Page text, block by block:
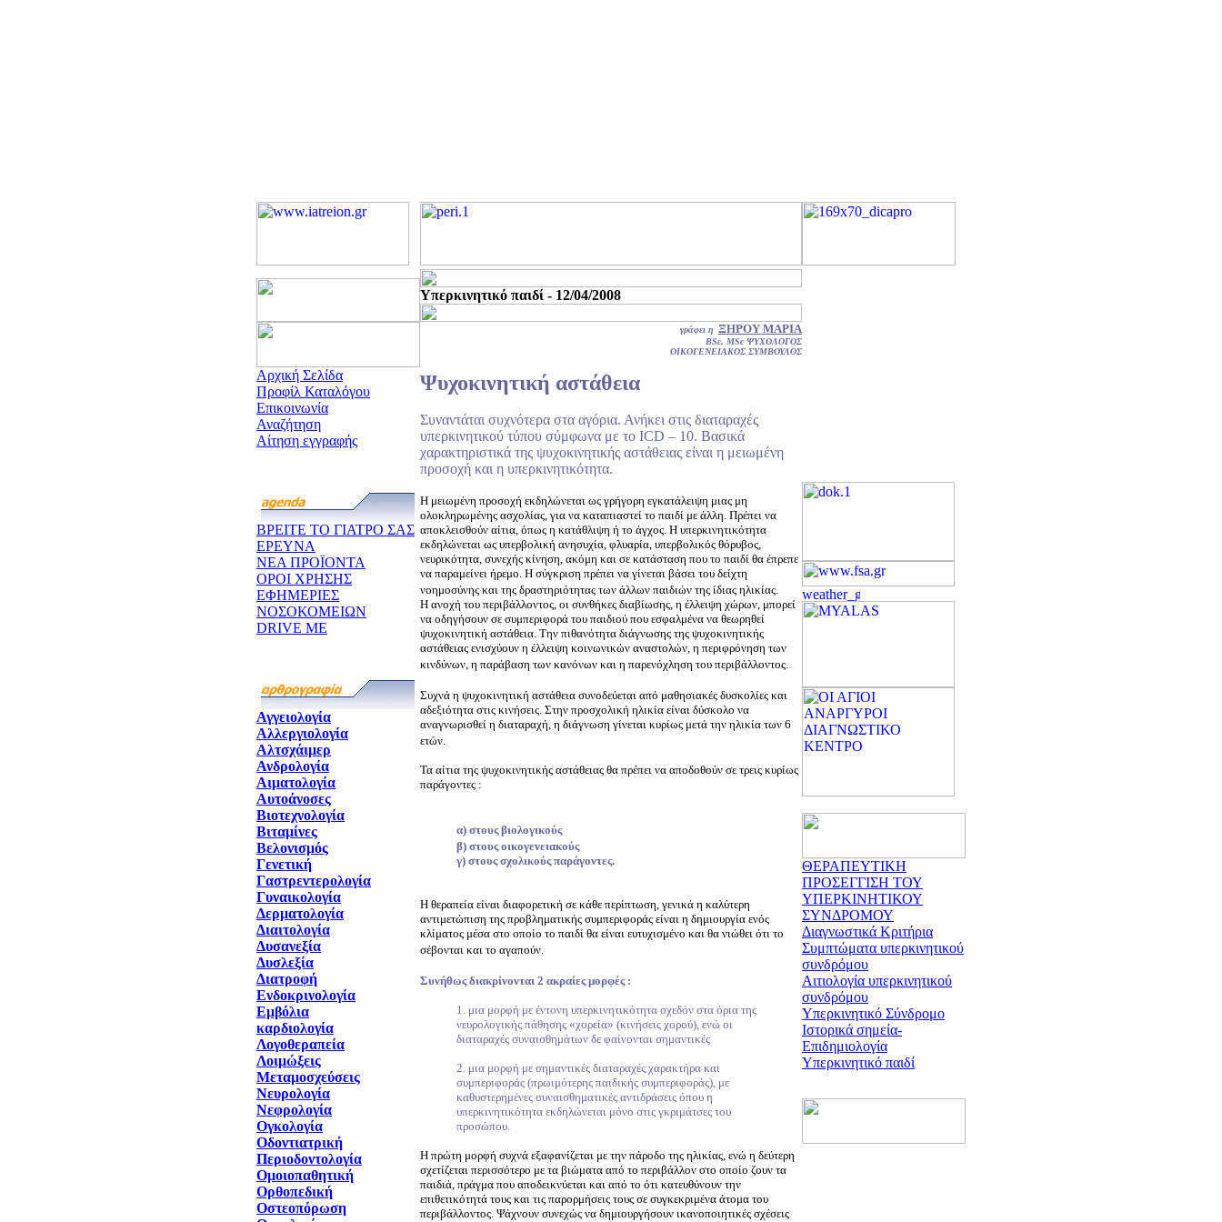
Αρχική Σελίδα
Προφίλ Καταλόγου
Επικοινωνία
Αναζήτηση
Αίτηση εγγραφής
ΒΡΕΙΤΕ ΤΟ ΓΙΑΤΡΟ ΣΑΣ
ΕΡΕΥΝΑ
ΝΕΑ ΠΡΟΪΟΝΤΑ
ΟΡΟΙ ΧΡΗΣΗΣ
ΕΦΗΜΕΡΙΕΣ
ΝΟΣΟΚΟΜΕΙΩΝ
DRIVE ME
Αγγειολογία
Αλλεργιολογία
Αλτσχάιμερ
Ανδρολογία
Αιματολογία
Αυτοάνοσες
Βιοτεχνολογία
Βιταμίνες
Βελονισμός
Γενετική
Γαστρεντερολογία
Γυναικολογία
Δερματολογία
Διαιτολογία
Δυσανεξία
Δυσλεξία
Διατροφή
Ενδοκρινολογία
Εμβόλια
καρδιολογία
Λογοθεραπεία
Λοιμώξεις
Μεταμοσχεύσεις
Νευρολογία
Νεφρολογία
Ογκολογία
Οδοντιατρική
Περιοδοντολογία
Ομοιοπαθητική
Ορθοπεδική
Οστεοπόρωση
Υπερκινητικό παιδί - 12/04/2008
γράφει η ΞΗΡΟΥ ΜΑΡΙΑ
BSc, MSc ΨΥΧΟΛΟΓΟΣ
ΟΙΚΟΓΕΝΕΙΑΚΟΣ ΣΥΜΒΟΥΛΟΣ
Ψυχοκινητική αστάθεια
Συναντάται συχνότερα στα αγόρια. Ανήκει στις διαταραχές
υπερκινητικού τύπου σύμφωνα με το ICD – 10. Βασικά
χαρακτηριστικά της ψυχοκινητικής αστάθειας είναι η μειωμένη
προσοχή και η υπερκινητικότητα.
Η μειωμένη προσοχή εκδηλώνεται ως γρήγορη εγκατάλειψη μιας μη
ολοκληρωμένης ασχολίας, για να καταπιαστεί το παιδί με άλλη. Πρέπει να
αποκλεισθούν αίτια, όπως η κατάθλιψη ή το άγχος. Η υπερκινητικότητα
εκδηλώνεται ως υπερβολική ανησυχία, φλυαρία, υπερβολικός θόρυβος,
νευρικότητα, συνεχής κίνηση, ακόμη και σε κατάσταση που το παιδί θα έπρεπε
να παραμείνει ήρεμο. Η σύγκριση πρέπει να γίνεται βάσει του δείχτη
νοημοσύνης και της δραστηριότητας των άλλων παιδιών της ίδιας ηλικίας.
Η ανοχή του περιβάλλοντος, οι συνθήκες διαβίωσης, η έλλειψη χώρων, μπορεί
να οδηγήσουν σε συμπεριφορά του παιδιού που εσφαλμένα να θεωρηθεί
ψυχοκινητική αστάθεια. Την πιθανότητα διάγνωσης της ψυχοκινητικής
αστάθειας ενισχύουν η έλλειψη κοινωνικών αναστολών, η περιφρόνηση των
κινδύνων, η παράβαση των κανόνων και η παρενόχληση του περιβάλλοντος.
Συχνά η ψυχοκινητική αστάθεια συνοδεύεται από μαθησιακές δυσκολίες και
αδεξιότητα στις κινήσεις. Στην προσχολική ηλικία είναι δύσκολο να
αναγνωρισθεί η διαταραχή, η διάγνωση γίνεται κυρίως μετά την ηλικία των 6
ετών.
Τα αίτια της ψυχοκινητικής αστάθειας θα πρέπει να αποδοθούν σε τρεις κυρίως
παράγοντες :
α) στους βιολογικούς
β) στους οικογενειακούς
γ) στους σχολικούς παράγοντες.
Η θεραπεία είναι διαφορετική σε κάθε περίπτωση, γενικά η καλύτερη
αντιμετώπιση της προβληματικής συμπεριφοράς είναι η δημιουργία ενός
κλίματος μέσα στο οποίο το παιδί θα είναι ευτυχισμένο και θα νιώθει ότι το
σέβονται και το αγαπούν.
Συνήθως διακρίνονται 2 ακραίες μορφές :
1. μια μορφή με έντονη υπερκινητικότητα σχεδόν στα όρια της
νευρολογικής πάθησης «χορεία» (κινήσεις χορού), ενώ οι
διαταραχές συναισθημάτων δε φαίνονται σημαντικές
2. μια μορφή με σημαντικές διαταραχές χαρακτήρα και
συμπεριφοράς (πρωιμότερης παιδικής συμπεριφοράς), με
καθυστερημένες συναισθηματικές αντιδράσεις όπου η
υπερκινητικότητα εκδηλώνεται μόνο στις γκριμάτσες του
προσώπου.
Η πρώτη μορφή συχνά εξαφανίζεται με την πάροδο της ηλικίας, ενώ η δεύτερη
σχετίζεται περισσότερο με τα βιώματα από το περιβάλλον στο οποίο ζουν τα
παιδιά, πράγμα που αποδεικνύεται και από το ότι κατευθύνουν την
επιθετικότητά τους και τις παρορμήσεις τους σε συγκεκριμένα άτομα του
περιβάλλοντος. Ψάχνουν συνεχώς να δημιουργήσουν ικανοποιητικές σχέσεις
ΘΕΡΑΠΕΥΤΙΚΗ
ΠΡΟΣΕΓΓΙΣΗ ΤΟΥ
ΥΠΕΡΚΙΝΗΤΙΚΟΥ
ΣΥΝΔΡΟΜΟΥ
Διαγνωστικά Κριτήρια
Συμπτώματα υπερκινητικού
συνδρόμου
Αιτιολογία υπερκινητικού
συνδρόμου
Υπερκινητικό Σύνδρομο
Ιστορικά σημεία-
Επιδημιολογία
Υπερκινητικό παιδί